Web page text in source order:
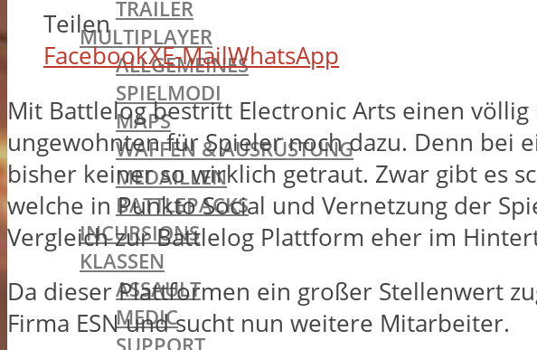
TRAILER
MULTIPLAYER
ALLGEMEINES
SPIELMODI
MAPS
WAFFEN & AUSRÜSTUNG
MEDAILLEN
BATTLEPACKS
INCURSIONS
KLASSEN
ASSAULT
MEDIC
Teilen
FacebookXE-MailWhatsApp
Mit Battlelog bestritt Electronic Arts einen
ungewohnten für Spieler noch dazu. Denn bei
bisher keiner so wirklich getraut. Zwar gibt es
welche in Punkto Social und Vernetzung der
Vergleich zur Battlelog Plattform eher im
Da dieser Plattformen ein großer Stellenwert
Firma ESN und sucht nun weitere Mitarbeiter.